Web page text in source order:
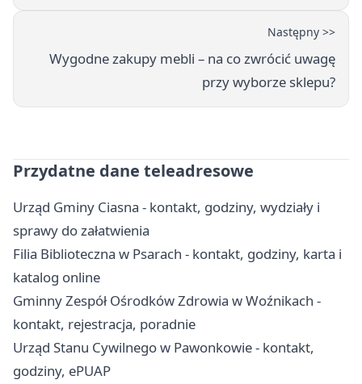
Następny >>
Wygodne zakupy mebli – na co zwrócić uwagę
przy wyborze sklepu?
Przydatne dane teleadresowe
Urząd Gminy Ciasna - kontakt, godziny, wydziały i
sprawy do załatwienia
Filia Biblioteczna w Psarach - kontakt, godziny, karta i
katalog online
Gminny Zespół Ośrodków Zdrowia w Woźnikach -
kontakt, rejestracja, poradnie
Urząd Stanu Cywilnego w Pawonkowie - kontakt,
godziny, ePUAP